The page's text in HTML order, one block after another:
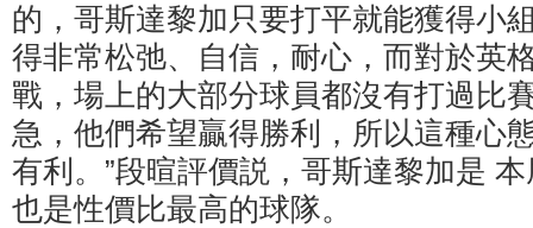
的，哥斯達黎加只要打平就能獲得小
得非常松弛、自信，耐心，而對於英
戰，場上的大部分球員都沒有打過比
急，他們希望贏得勝利，所以這種心
有利。”段暄評價説，哥斯達黎加是
也是性價比最高的球隊。